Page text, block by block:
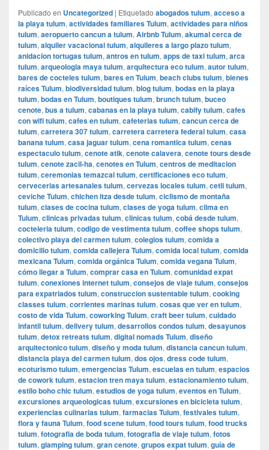
Publicado en Uncategorized | Etiquetado abogados tulum, acceso a
la playa tulum, actividades familiares Tulum, actividades para niños
tulum, aeropuerto cancun a tulum, Airbnb Tulum, akumal cerca de
tulum, alquiler vacacional tulum, alquileres a largo plazo tulum,
anidacion tortugas tulum, antros en tulum, apps de taxi tulum, arca
tulum, arqueologia maya tulum, arquitectura eco tulum, autor tulum,
bares de cocteles tulum, bares en Tulum, beach clubs tulum, bienes
raíces Tulum, biodiversidad tulum, blog tulum, bodas en la playa
tulum, bodas en Tulum, boutiques tulum, brunch tulum, buceo
cenote, bus a tulum, cabanas en la playa tulum, cabify tulum, cafes
con wifi tulum, cafes en tulum, cafeterias tulum, cancun cerca de
tulum, carretera 307 tulum, carretera carretera federal tulum, casa
banana tulum, casa jaguar tulum, cena romantica tulum, cenas
espectaculo tulum, cenote atik, cenote calavera, cenote tours desde
tulum, cenote zacil-ha, cenotes en Tulum, centros de meditacion
tulum, ceremonias temazcal tulum, certificaciones eco tulum,
cervecerias artesanales tulum, cervezas locales tulum, cetli tulum,
ceviche Tulum, chichen itza desde tulum, ciclismo de montaña
tulum, clases de cocina tulum, clases de yoga tulum, clima en
Tulum, clinicas privadas tulum, clinicas tulum, cobá desde tulum,
cocteleria tulum, codigo de vestimenta tulum, coffee shops tulum,
colectivo playa del carmen tulum, colegios tulum, comida a
domicilio tulum, comida callejera Tulum, comida local tulum, comida
mexicana Tulum, comida orgánica Tulum, comida vegana Tulum,
cómo llegar a Tulum, comprar casa en Tulum, comunidad expat
tulum, conexiones internet tulum, consejos de viaje tulum, consejos
para expatriados tulum, construccion sustentable tulum, cooking
classes tulum, corrientes marinas tulum, cosas que ver en tulum,
costo de vida Tulum, coworking Tulum, craft beer tulum, cuidado
infantil tulum, delivery tulum, desarrollos condos tulum, desayunos
tulum, detox retreats tulum, digital nomads Tulum, diseño
arquitectonico tulum, diseño y moda tulum, distancia cancun tulum,
distancia playa del carmen tulum, dos ojos, dress code tulum,
ecoturismo tulum, emergencias Tulum, escuelas en tulum, espacios
de cowork tulum, estacion tren maya tulum, estacionamiento tulum,
estilo boho chic tulum, estudios de yoga tulum, eventos en Tulum,
excursiones arqueologicas tulum, excursiones en bicicleta tulum,
experiencias culinarias tulum, farmacias Tulum, festivales tulum,
flora y fauna Tulum, food scene tulum, food tours tulum, food trucks
tulum, fotografia de boda tulum, fotografia de viaje tulum, fotos
tulum, glamping tulum, gran cenote, grupos expat tulum, guía de